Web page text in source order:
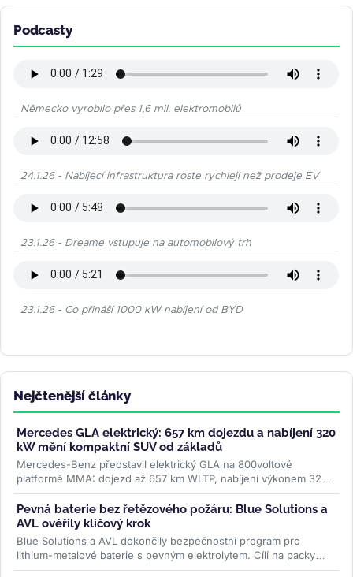
Podcasty
Německo vyrobilo přes 1,6 mil. elektromobilů
24.1.26 - Nabíjecí infrastruktura roste rychleji než prodeje EV
23.1.26 - Dreame vstupuje na automobilový trh
23.1.26 - Co přináší 1000 kW nabíjení od BYD
Nejčtenější články
Mercedes GLA elektrický: 657 km dojezdu a nabíjení 320
kW mění kompaktní SUV od základů
Mercedes-Benz představil elektrický GLA na 800voltové
platformě MMA: dojezd až 657 km WLTP, nabíjení výkonem 320
kW a plnění na 80 % za 22...>>
Pevná baterie bez řetězového požáru: Blue Solutions a
AVL ověřily klíčový krok
Blue Solutions a AVL dokončily bezpečnostní program pro
lithium-metalové baterie s pevným elektrolytem. Cílí na packy
bez šíření tepelné...>>